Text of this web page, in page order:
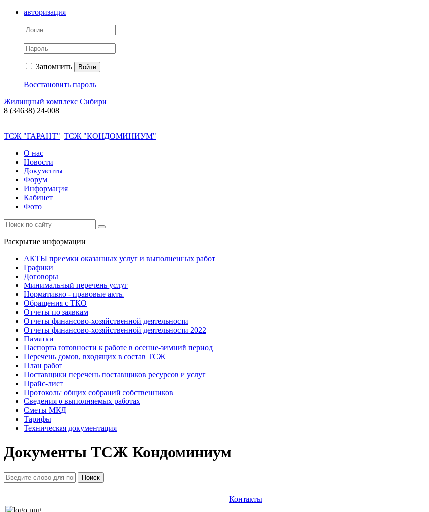
авторизация
Запомнить Войти
Восстановить пароль
Жилищный комплекс Сибири
8 (34638) 24-008
ТСЖ "ГАРАНТ" ТСЖ "КОНДОМИНИУМ"
О нас
Новости
Документы
Форум
Информация
Кабинет
Фото
Раскрытие информации
АКТЫ приемки оказанных услуг и выполненных работ
Графики
Договоры
Минимальный перечень услуг
Нормативно - правовые акты
Обращения с ТКО
Отчеты по заявкам
Отчеты финансово-хозяйственной деятельности
Отчеты финансово-хозяйственной деятельности 2022
Памятки
Паспорта готовности к работе в осенне-зимний период
Перечень домов, входящих в состав ТСЖ
План работ
Поставщики перечень поставщиков ресурсов и услуг
Прайс-лист
Протоколы общих собраний собственников
Сведения о выполняемых работах
Сметы МКД
Тарифы
Техническая документация
Документы ТСЖ Кондоминиум
Поиск
Контакты